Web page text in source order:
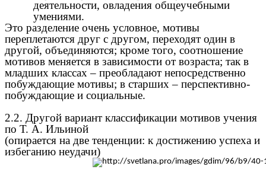
деятельности, овладения общеучебными
умениями.
Это разделение очень условное, мотивы
переплетаются друг с другом, переходят один в
другой, объединяются; кроме того, соотношение
мотивов меняется в зависимости от возраста; так в
младших классах – преобладают непосредственно
побуждающие мотивы; в старших – перспективно-
побуждающие и социальные.
2.2. Другой вариант классификации мотивов учения
по Т. А. Ильиной
(опирается на две тенденции: к достижению успеха и
избеганию неудачи)